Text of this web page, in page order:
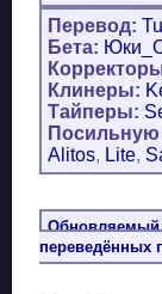
Перевод:
Бета:
Клинеры:
Тайперы:
Alitos, Lite,
Обновляемый
переведённых